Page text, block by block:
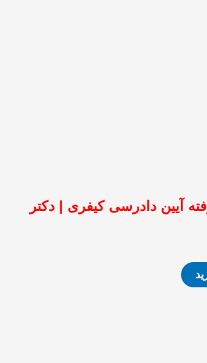
آیین دادرسی کیفری | دکتر